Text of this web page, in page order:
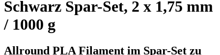
Schwarz Spar-Set, 2 x 1,75 mm
/ 1000 g
Allround PLA Filament im Spar-Set zu